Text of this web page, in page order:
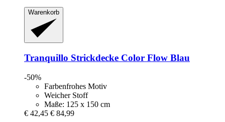
Warenkorb
Tranquillo Strickdecke Color Flow Blau
-50%
Farbenfrohes Motiv
Weicher Stoff
Maße: 125 x 150 cm
€ 42,45 € 84,99